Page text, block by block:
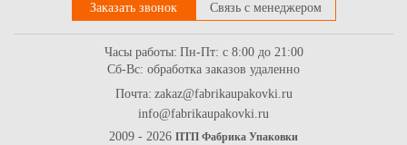
Лента атласная в рулоне 25мм*23м (8229) темно-
терракотового цвета
Заказать звонок Связь с менеджером
Часы работы: Пн-Пт: с 8:00 до 21:00
Сб-Вс: обработка заказов удаленно
Почта: zakaz@fabrikaupakovki.ru
info@fabrikaupakovki.ru
2009 - 2026 ПТП Фабрика Упаковки